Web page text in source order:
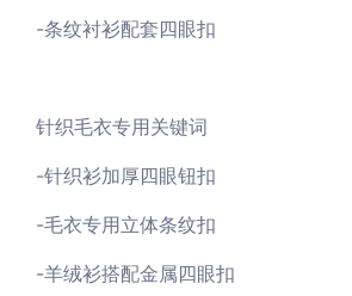
-条纹衬衫配套四眼扣
针织毛衣专用关键词
-针织衫加厚四眼钮扣
-毛衣专用立体条纹扣
-羊绒衫搭配金属四眼扣